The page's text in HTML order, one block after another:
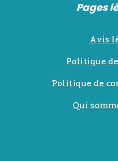
Pages
Avis
Politique
Politique de
Qui